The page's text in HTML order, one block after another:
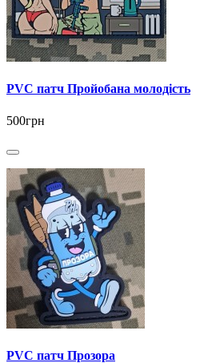
PVC патч Пройобана молодість
500грн
PVC патч Прозора